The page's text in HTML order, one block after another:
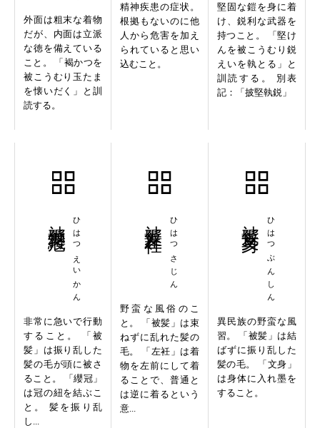
外面は粗末な着物
だが、内面は立派
な徳を備えている
こと。 「褐かつを
被こうむり玉たま
を懐いだく」と訓
読する。
精神疾患の症状。
根拠もないのに他
人から危害を加え
られていると思い
込むこと。
堅固な鎧を身に着
け、鋭利な武器を
持つこと。 「堅け
んを被こうむり鋭
えいを執とる」と
訓読する。 別表
記：「披堅執鋭」
ひはつえいかん
非常に急いで行動
すること。 「被
髪」は振り乱した
髪の毛が頭に被さ
ること。 「纓冠」
は冠の紐を結ぶこ
と。 髪を振り乱
し...
ひはつさじん
野蛮な風俗のこ
と。 「被髪」は束
ねずに乱れた髪の
毛。 「左衽」は着
物を左前にして着
ることで、普通と
は逆に着るという
意...
ひはつぶんしん
異民族の野蛮な風
習。 「被髪」は結
ばずに振り乱した
髪の毛。 「文身」
は身体に入れ墨を
すること。